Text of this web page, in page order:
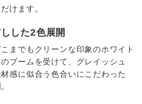
けます。
した2色展開
までもクリーンな印象のホワイト
ブームを受けて、グレイッシュ
感に似合う色合いにこだわった